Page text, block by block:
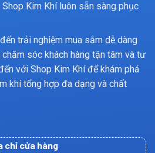
Kim Khí luôn sẵn sàng phục
trải nghiệm mua sắm dễ dàng
sóc khách hàng tận tâm và tư
với Shop Kim Khí để khám phá
khí tổng hợp đa dạng và chất
chỉ cửa hàng